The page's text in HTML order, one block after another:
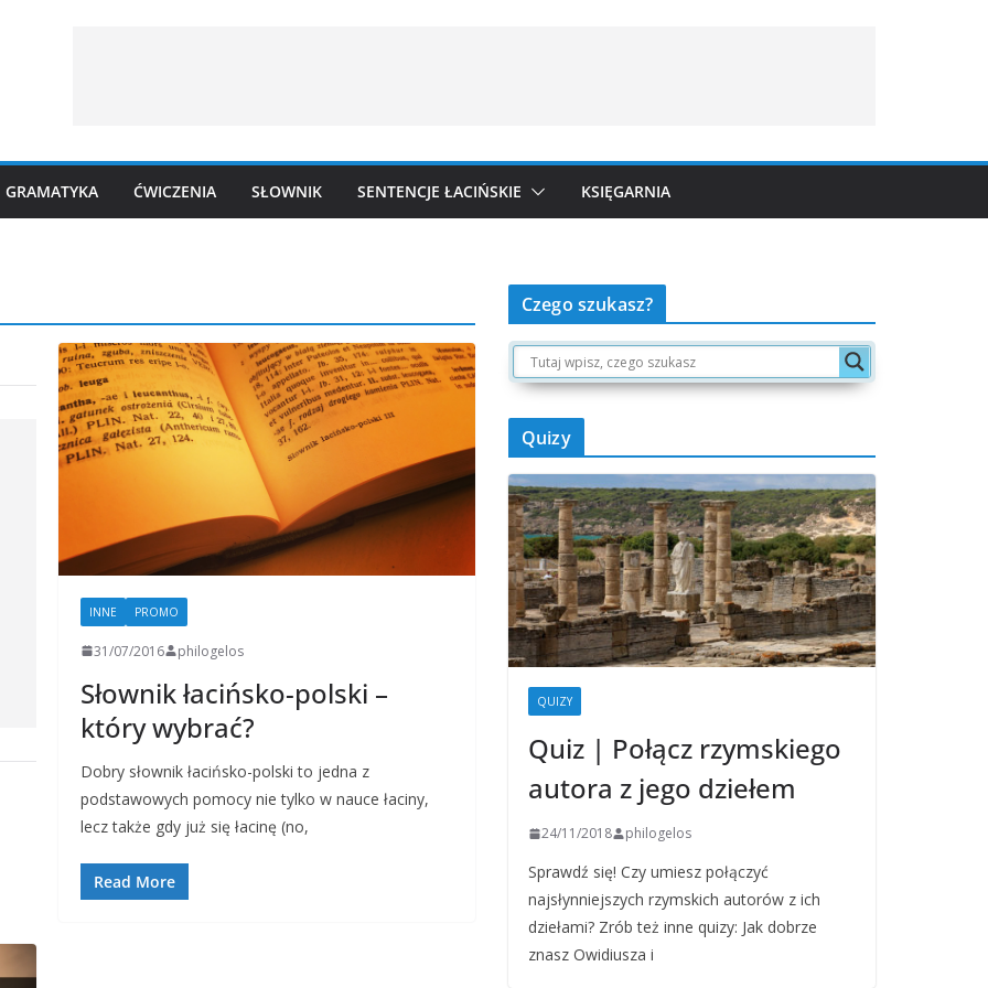
GRAMATYKA ĆWICZENIA SŁOWNIK SENTENCJE ŁACIŃSKIE KSIĘGARNIA
INNE PROMO
31/07/2016 philogelos
Słownik łacińsko-polski –
który wybrać?
Dobry słownik łacińsko-polski to jedna z
podstawowych pomocy nie tylko w nauce łaciny,
lecz także gdy już się łacinę (no,
Read More
Czego szukasz?
Quizy
QUIZY
Quiz | Połącz rzymskiego
autora z jego dziełem
24/11/2018 philogelos
Sprawdź się! Czy umiesz połączyć
najsłynniejszych rzymskich autorów z ich
dziełami? Zrób też inne quizy: Jak dobrze
znasz Owidiusza i